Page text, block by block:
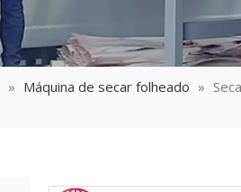
» Máquina de secar folheado »